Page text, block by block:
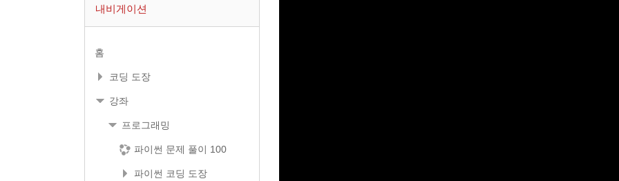
내비게이션
홈
코딩 도장
강좌
프로그래밍
파이썬 문제 풀이 100
파이썬 코딩 도장